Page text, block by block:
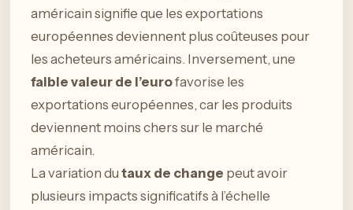
américain signifie que les exportations
européennes deviennent plus coûteuses pour
les acheteurs américains. Inversement, une
faible valeur de l’eurofavorise les
exportations européennes, car les produits
deviennent moins chers sur le marché
américain.
La variation du taux de change peut avoir
plusieurs impacts significatifs à l’échelle